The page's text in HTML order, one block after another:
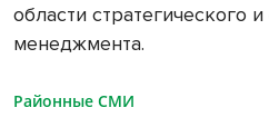
области стратегического
менеджмента.
Районные СМИ